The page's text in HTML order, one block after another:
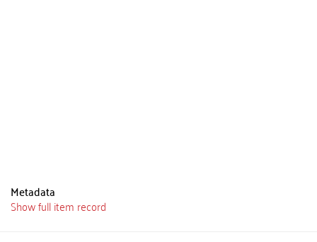
Metadata
Show full item record